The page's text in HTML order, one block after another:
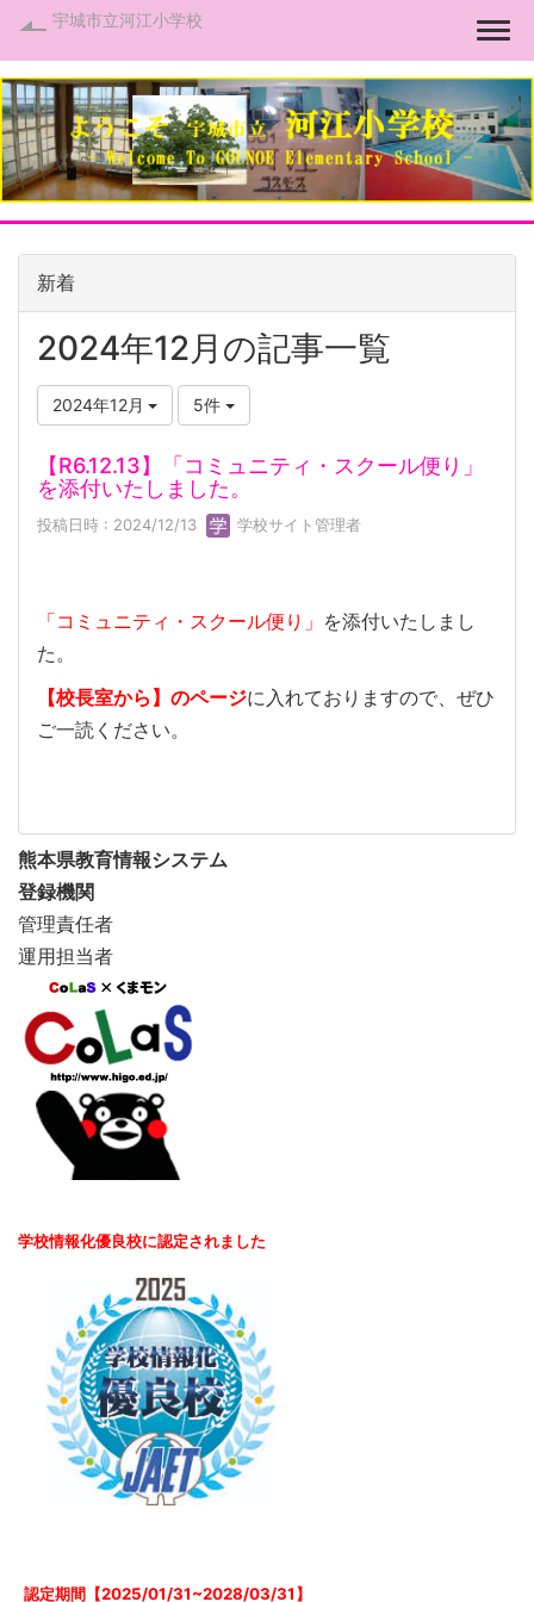
宇城市立河江小学校
新着
2024年12月の記事一覧
2024年12月 5件
【R6.12.13】「コミュニティ・スクール便り」
を添付いたしました。
投稿日時 : 2024/12/13 学校サイト管理者
「コミュニティ・スクール便り」 を添付いたしまし
た。
【校長室から】のページに入れておりますので、ぜひ
ご一読ください。
熊本県教育情報システム
登録機関
管理責任者
運用担当者
学校情報化優良校に認定されました
認定期間【2025/01/31~2028/03/31】